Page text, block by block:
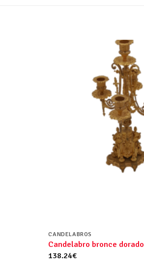
CANDELABROS
Candelabro bronce dorado
138.24€